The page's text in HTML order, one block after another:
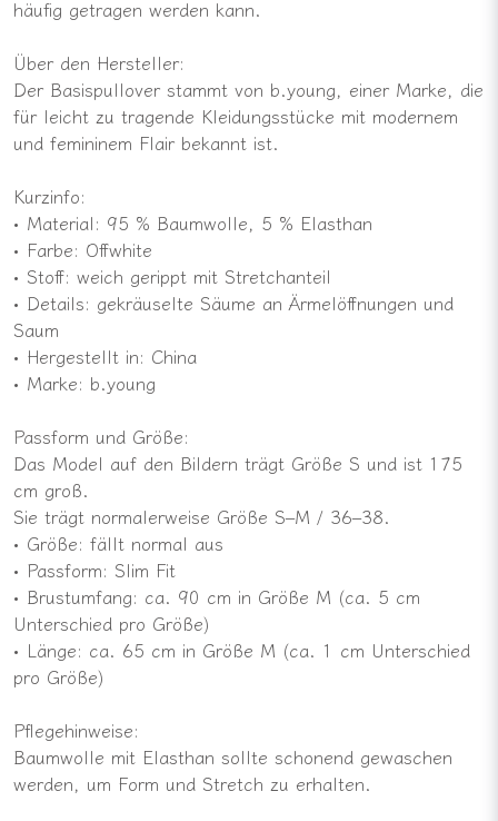
häufig getragen werden kann.
Über den Hersteller:
Der Basispullover stammt von b.young, einer Marke, die
für leicht zu tragende Kleidungsstücke mit modernem
und femininem Flair bekannt ist.
Kurzinfo:
• Material: 95 % Baumwolle, 5 % Elasthan
• Farbe: Offwhite
• Stoff: weich gerippt mit Stretchanteil
• Details: gekräuselte Säume an Ärmelöffnungen und
Saum
• Hergestellt in: China
• Marke: b.young
Passform und Größe:
Das Model auf den Bildern trägt Größe S und ist 175
cm groß.
Sie trägt normalerweise Größe S–M / 36–38.
• Größe: fällt normal aus
• Passform: Slim Fit
• Brustumfang: ca. 90 cm in Größe M (ca. 5 cm
Unterschied pro Größe)
• Länge: ca. 65 cm in Größe M (ca. 1 cm Unterschied
pro Größe)
Pflegehinweise:
Baumwolle mit Elasthan sollte schonend gewaschen
werden, um Form und Stretch zu erhalten.